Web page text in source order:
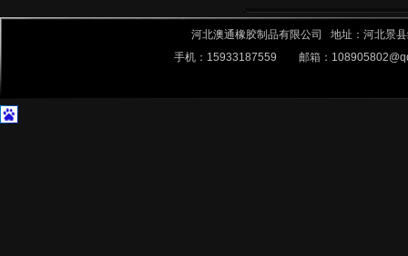
河北澳通橡胶制品有限公司 地址：河北景
手机：15933187559 邮箱：